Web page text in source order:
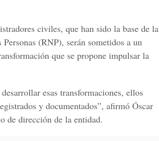
civiles, que han sido la base de la
(RNP), serán sometidos a un
que se propone impulsar la
esas transformaciones, ellos
y documentados”, afirmó Óscar
de dirección de la entidad.